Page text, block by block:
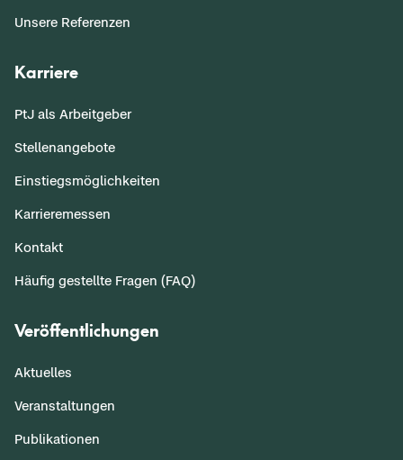
Unsere Referenzen
Karriere
PtJ als Arbeitgeber
Stellenangebote
Einstiegsmöglichkeiten
Karrieremessen
Kontakt
Häufig gestellte Fragen (FAQ)
Veröffentlichungen
Aktuelles
Veranstaltungen
Publikationen